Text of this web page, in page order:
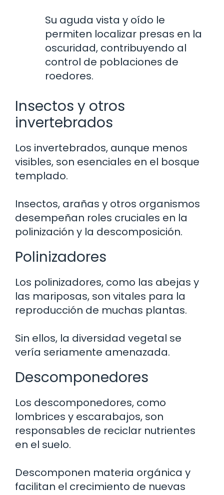
Su aguda vista y oído le
permiten localizar presas en la
oscuridad, contribuyendo al
control de poblaciones de
roedores.
Insectos y otros
invertebrados
Los invertebrados, aunque menos
visibles, son esenciales en el bosque
templado.
Insectos, arañas y otros organismos
desempeñan roles cruciales en la
polinización y la descomposición.
Polinizadores
Los polinizadores, como las abejas y
las mariposas, son vitales para la
reproducción de muchas plantas.
Sin ellos, la diversidad vegetal se
vería seriamente amenazada.
Descomponedores
Los descomponedores, como
lombrices y escarabajos, son
responsables de reciclar nutrientes
en el suelo.
Descomponen materia orgánica y
facilitan el crecimiento de nuevas